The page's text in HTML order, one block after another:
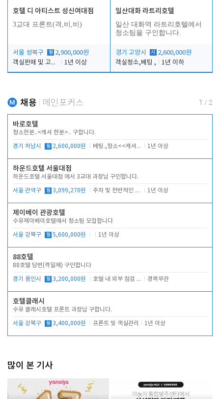
호텔 디 아티스트 성신여대점
3교대 프론트(격,비,비)
서울 성북구 월 2,900,000원
객실판매 및 고객응대
1년 이상
일산대화 라트리호텔
일산 대화역 라트리호텔에서
청소팀을 구인합니다.
경기 고양시 시
2,600,000원
객실청소,베팅 ,
1년 이하
채용 메인포커스 1 / 2
바로호텔
청소한분..<캐셔 한분>.. 구합니다.
경기 하남시 월 2,600,000원 베팅.,청소<<캐셔 모셔봅니다. 1년 이상
하운드호텔 서울대점
하운드호텔 서울대점 에서 3교대 과장님 구인합니다.
서울 관악구 월 3,099,270원 주차 및 전반적인 당번업무 1년 이상
제이베이 관광호텔
수유제이베이호텔에서 청소팀 모집합니다
서울 강북구 월 5,600,000원 1년 이상
88호텔
88호텔 당번(격일제) 구인합니다
경기 용인시 월 3,200,000원 호텔 내 외부 점검 및 프런트 운영 경력무관
호텔클래시
수유 클래시호텔 프론트 과장님 구합니다.
서울 강북구 월 3,400,000원 프론트 및 객실관리 1년 이상
많이 본 기사